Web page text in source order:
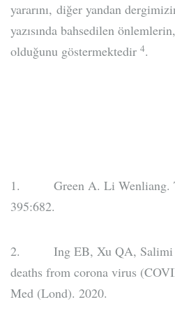
yararını, diğer yandan
yazısında bahsedilen
olduğunu göstermektedir 4.
1. Green A. Li Wenliang.
395:682.
2. Ing EB, Xu QA, Salimi
deaths from corona virus
Med (Lond). 2020.